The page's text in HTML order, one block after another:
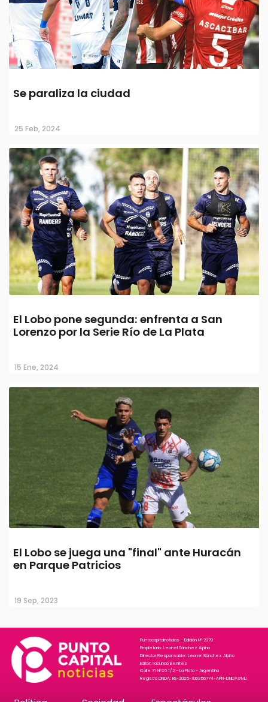
Se paraliza la ciudad
25 Feb, 2024
El Lobo pone segunda: enfrenta a San
Lorenzo por la Serie Río de La Plata
15 Ene, 2024
El Lobo se juega una "final" ante Huracán
en Parque Patricios
19 Sep, 2023
Puntocapitalnoticias - Edición N° 2270
Propietario: Leonel Sánchez Alpino
Director Responsable: Leonel Sánchez Alpino
Editor: Facundo Benitez
Calle 71 N°25 1/2 - La Plata - Argentina
Registro DNDA: RE-2025-106356774-APN-DNDA#MJ